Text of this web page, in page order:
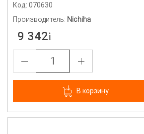
Код: 070630
Производитель: Nichiha
9 342
В корзину